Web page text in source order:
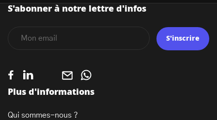
Plus d'informations
Qui sommes-nous ?
S'abonner à notre lettre d'infos
S'inscrire